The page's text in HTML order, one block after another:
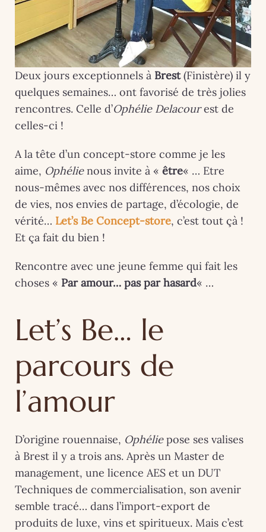
Deux jours exceptionnels à Brest(Finistère) il y
quelques semaines… ont favorisé de très jolies
rencontres. Celle d’Ophélie Delacourest de
celles-ci !
A la tête d’un concept-store comme je les
aime, Ophélienous invite à « être« … Etre
nous-mêmes avec nos différences, nos choix
de vies, nos envies de partage, d’écologie, de
vérité… Let’s Be Concept-store, c’est tout çà !
Et ça fait du bien !
Rencontre avec une jeune femme qui fait les
choses « Par amour… pas par hasard« …
Let’s Be… le
parcours de
l’amour
D’origine rouennaise, Ophéliepose ses valises
à Brest il y a trois ans. Après un Master de
management, une licence AES et un DUT
Techniques de commercialisation, son avenir
semble tracé… dans l’import-export de
produits de luxe, vins et spiritueux. Mais c’est